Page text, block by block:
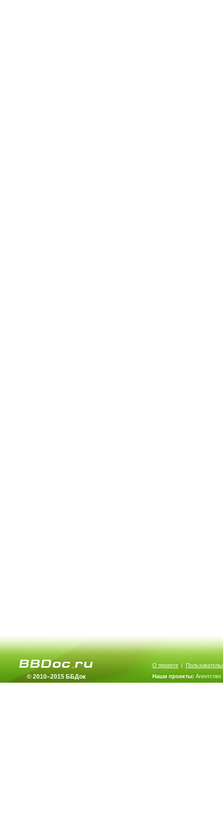
© 2010–2015 ББДок
О проекте |
Наши проекты: